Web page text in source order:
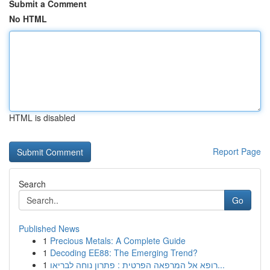
Submit a Comment
No HTML
HTML is disabled
Report Page
Search
Go
Published News
1 Precious Metals: A Complete Guide
1 Decoding EE88: The Emerging Trend?
1
רופא אל המרפאה הפרטית : פתרון נוחה לבריאו...